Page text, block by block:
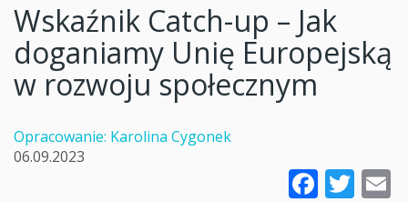
Wskaźnik Catch-up – Jak
doganiamy Unię Europejską
w rozwoju społecznym
Opracowanie: Karolina Cygonek
06.09.2023